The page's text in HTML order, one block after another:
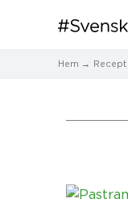
Hem Recept